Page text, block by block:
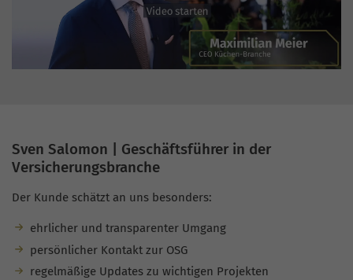
Sven Salomon | Geschäftsführer in der
Versicherungsbranche
Der Kunde schätzt an uns besonders:
ehrlicher und transparenter Umgang
persönlicher Kontakt zur OSG
regelmäßige Updates zu wichtigen Projekten